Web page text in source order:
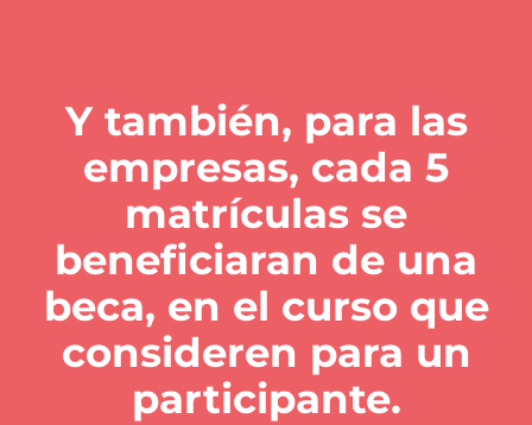
Y también, para las
empresas, cada 5
matrículas se
beneficiaran de una
beca, en el curso que
consideren para un
participante.